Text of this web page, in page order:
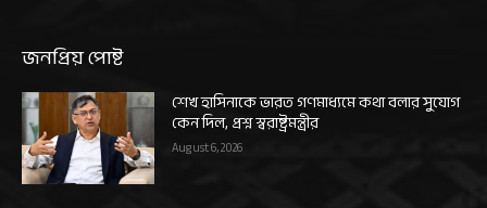
জনপ্রিয় পোষ্ট
শেখ হাসিনাকে ভারত গণমাধ্যমে কথা বলার সুযোগ
কেন দিল, প্রশ্ন স্বরাষ্ট্রমন্ত্রীর
August 6, 2026